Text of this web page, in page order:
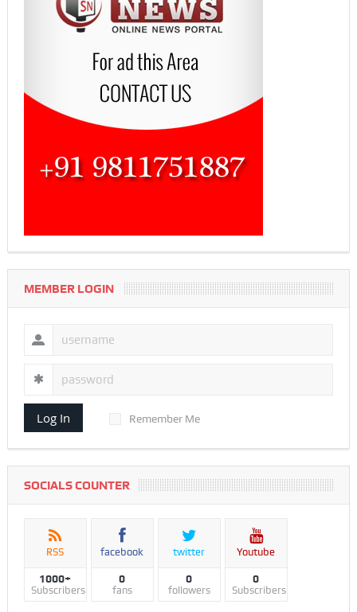
MEMBER LOGIN
Log In Remember Me
SOCIALS COUNTER
RSS
1000+
Subscribers
facebook
0
fans
twitter
0
followers
Youtube
0
Subscribers